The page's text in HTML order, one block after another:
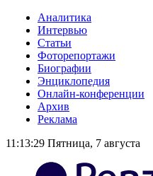
Аналитика
Интервью
Статьи
Фоторепортажи
Биографии
Энциклопедия
Онлайн-конференции
Архив
Реклама
11:13:29 Пятница, 7 августа